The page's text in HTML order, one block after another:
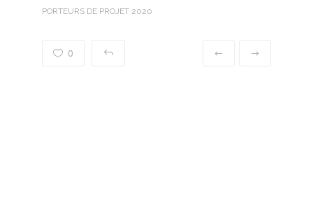
PORTEURS DE PROJET 2020
0